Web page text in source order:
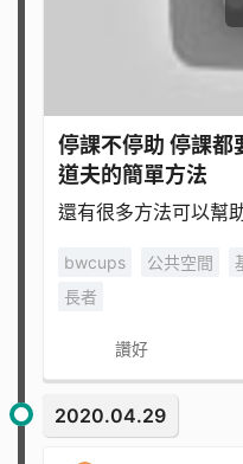
停課不停助 停課都
道夫的簡單方法
還有很多方法可以幫
bwcups 公共空間
長者
讚好
2020.04.29